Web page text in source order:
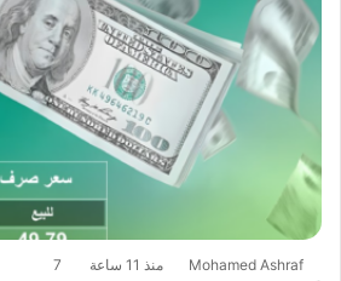
Mohamed Ashraf منذ 11 ساعة 7